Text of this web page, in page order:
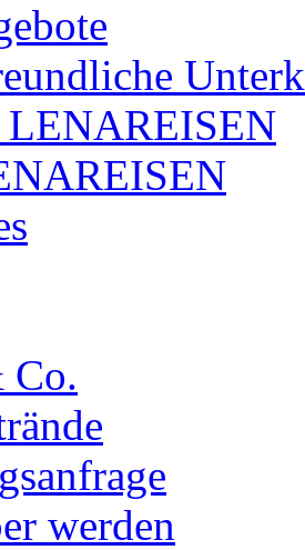
LENAREISEN
Co.
werden